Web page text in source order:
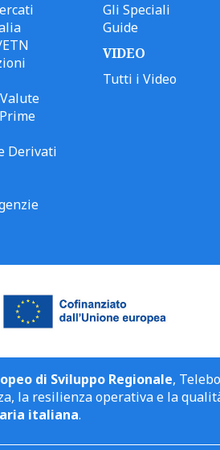
Derivati
Gli Speciali
Guide
VIDEO
Tutti i Video
di Sviluppo Regionale,
la resilienza operativa e la
italiana.